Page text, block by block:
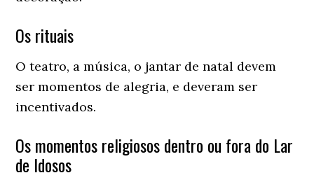
Os rituais
O teatro, a música, o jantar de natal devem
ser momentos de alegria, e deveram ser
incentivados.
Os momentos religiosos dentro ou fora do Lar
de Idosos